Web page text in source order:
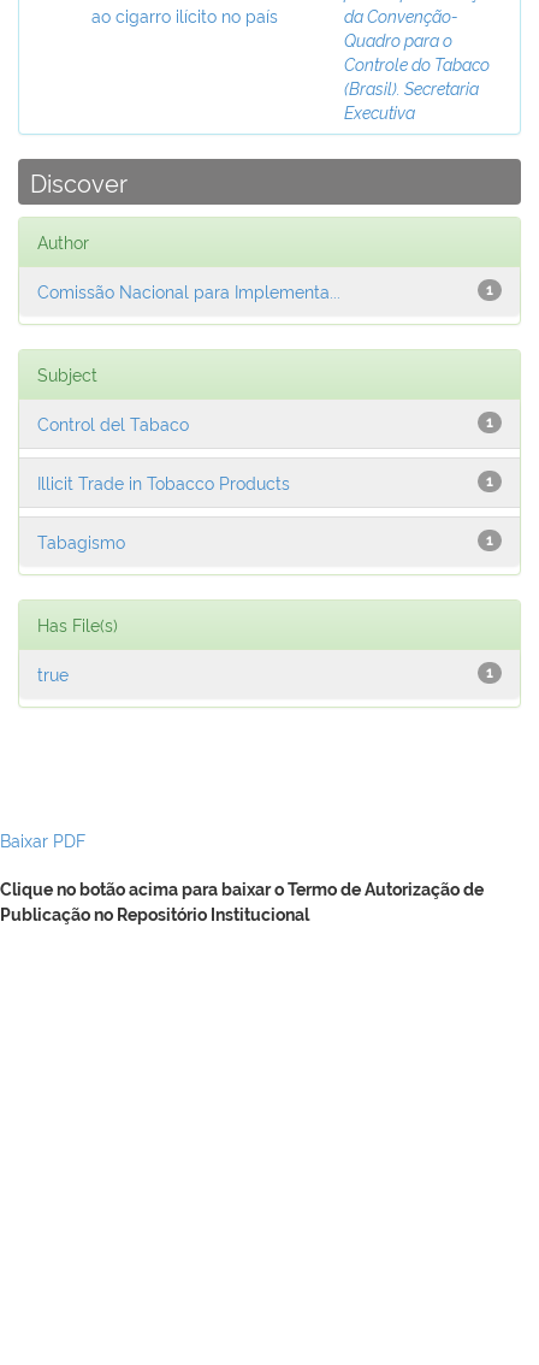
ao cigarro ilícito no país
da Convenção-
Quadro para o
Controle do Tabaco
(Brasil). Secretaria
Executiva
Discover
Author
1
Comissão Nacional para Implementa...
Subject
1
Control del Tabaco
1
Illicit Trade in Tobacco Products
1
Tabagismo
Has File(s)
1
true
Baixar PDF
Clique no botão acima para baixar o Termo de Autorização de
Publicação no Repositório Institucional